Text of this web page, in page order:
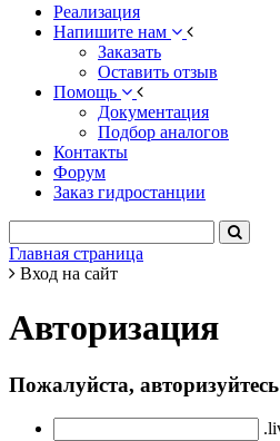
Реализация
Напишите нам
Заказать
Оставить отзыв
Помощь
Документация
Подбор аналогов
Контакты
Форум
Заказ гидростанции
Главная страница
Вход на сайт
Авторизация
Пожалуйста, авторизуйтесь